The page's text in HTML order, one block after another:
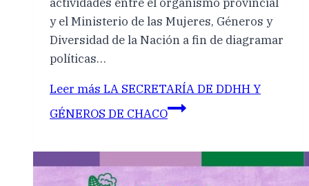
actividades entre el organismo provincial
y el Ministerio de las Mujeres, Géneros y
Diversidad de la Nación a fin de diagramar
políticas…
Leer más LA SECRETARÍA DE DDHH Y
GÉNEROS DE CHACO